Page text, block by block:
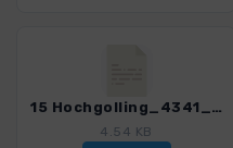
15 Hochgolling_4341_2.gpx
4.54 KB